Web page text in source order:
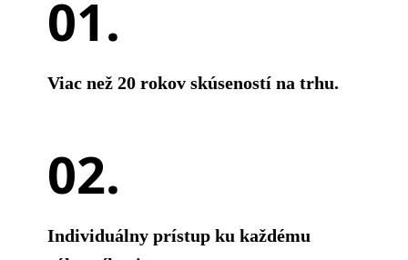
Viac než 20 rokov skúseností na trhu.
Individuálny prístup ku každému